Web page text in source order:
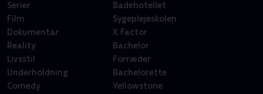
Serier
Film
Dokumentar
Reality
Livsstil
Underholdning
Comedy
Badehotellet
Sygeplejeskolen
X Factor
Bachelor
Forræder
Bachelorette
Yellowstone